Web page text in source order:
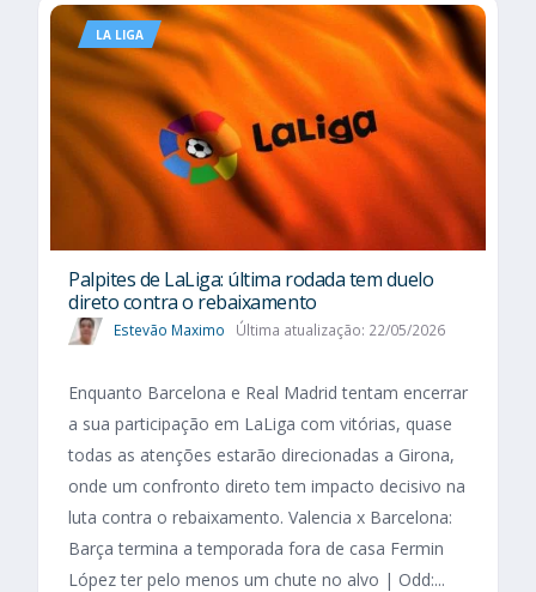
LA LIGA
Palpites de LaLiga: última rodada tem duelo
direto contra o rebaixamento
Estevão Maximo Última atualização: 22/05/2026
Enquanto Barcelona e Real Madrid tentam encerrar
a sua participação em LaLiga com vitórias, quase
todas as atenções estarão direcionadas a Girona,
onde um confronto direto tem impacto decisivo na
luta contra o rebaixamento. Valencia x Barcelona:
Barça termina a temporada fora de casa Fermin
López ter pelo menos um chute no alvo | Odd:...